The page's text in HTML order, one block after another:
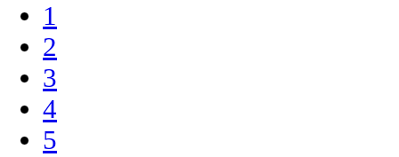
1
2
3
4
5